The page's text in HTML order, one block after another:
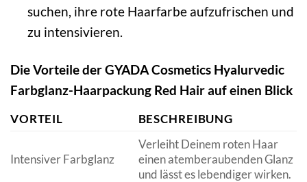
suchen, ihre rote Haarfarbe aufzufrischen und
zu intensivieren.
Die Vorteile der GYADA Cosmetics Hyalurvedic
Farbglanz-Haarpackung Red Hair auf einen Blick
VORTEIL BESCHREIBUNG
Intensiver Farbglanz
Verleiht Deinem roten Haar
einen atemberaubenden Glanz
und lässt es lebendiger wirken.